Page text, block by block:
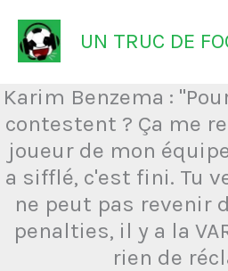
Aller
au
contenu
UN TRUC DE
Karim Benzema :
contestent ? Ça me
joueur de mon
a sifflé, c'est fini. Tu
ne peut pas revenir
penalties, il y a la
rien de